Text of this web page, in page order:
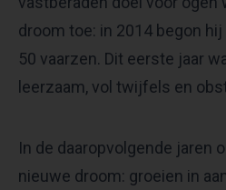
droom toe: in 2014 begon
50 vaarzen. Dit eerste jaar
leerzaam, vol twijfels en
In de daaropvolgende jaren
nieuwe droom: groeien in